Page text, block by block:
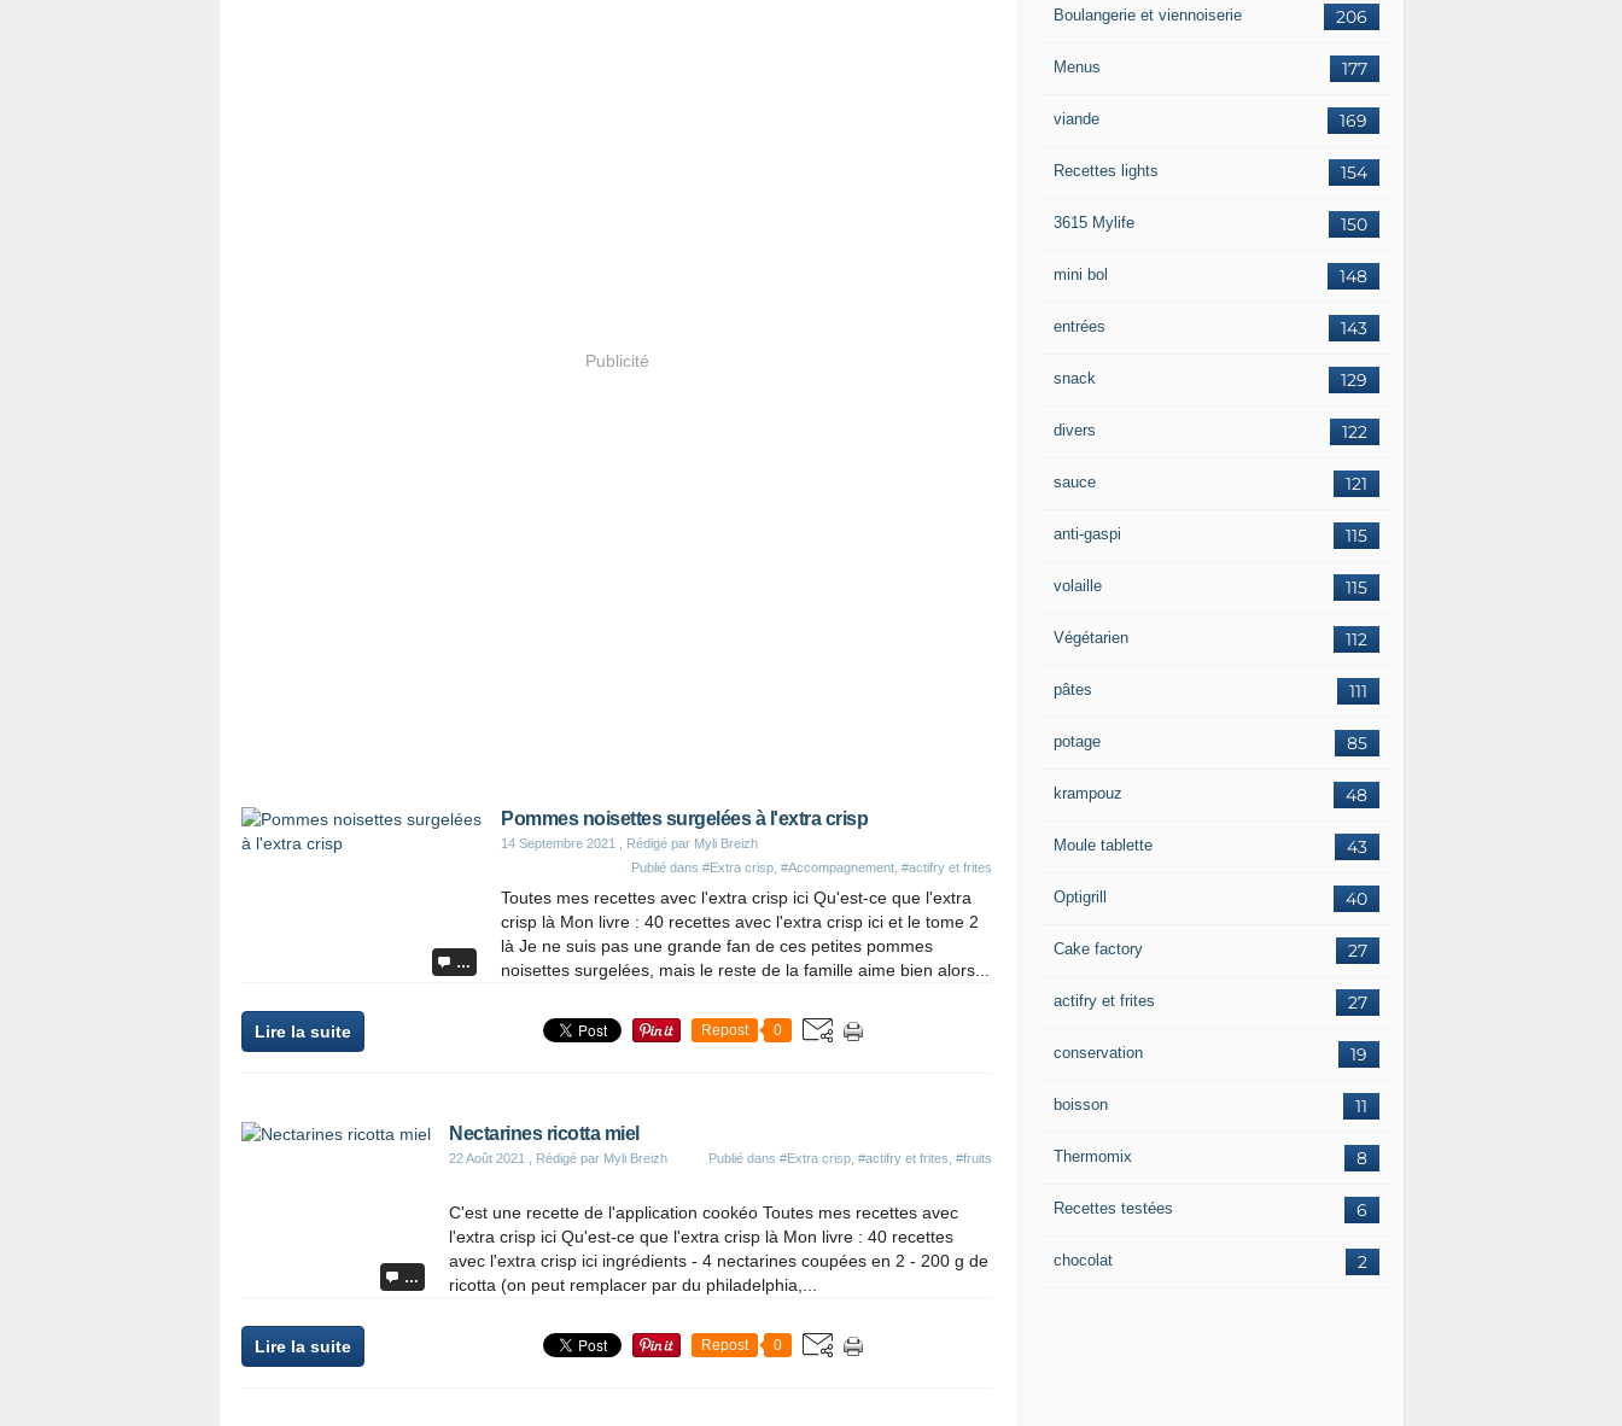
Publicité
…
Pommes noisettes surgelées à l'extra crisp
14 Septembre 2021
, Rédigé par Myli Breizh
Publié dans #Extra crisp #Accompagnement #actifry et frites
Toutes mes recettes avec l'extra crisp ici Qu'est-ce que l'extra
crisp là Mon livre : 40 recettes avec l'extra crisp ici et le tome 2
là Je ne suis pas une grande fan de ces petites pommes
noisettes surgelées, mais le reste de la famille aime bien alors...
Lire la suite Repost 0
…
Nectarines ricotta miel
22 Août 2021 , Rédigé par Myli Breizh Publié dans #Extra crisp #actifry et frites #fruits
C'est une recette de l'application cookéo Toutes mes recettes avec
l'extra crisp ici Qu'est-ce que l'extra crisp là Mon livre : 40 recettes
avec l'extra crisp ici ingrédients - 4 nectarines coupées en 2 - 200 g de
ricotta (on peut remplacer par du philadelphia,...
Lire la suite Repost 0
206
Boulangerie et viennoiserie
177
Menus
169
viande
154
Recettes lights
150
3615 Mylife
148
mini bol
143
entrées
129
snack
122
divers
121
sauce
115
anti-gaspi
115
volaille
112
Végétarien
111
pâtes
85
potage
48
krampouz
43
Moule tablette
40
Optigrill
27
Cake factory
27
actifry et frites
19
conservation
11
boisson
8
Thermomix
6
Recettes testées
2
chocolat